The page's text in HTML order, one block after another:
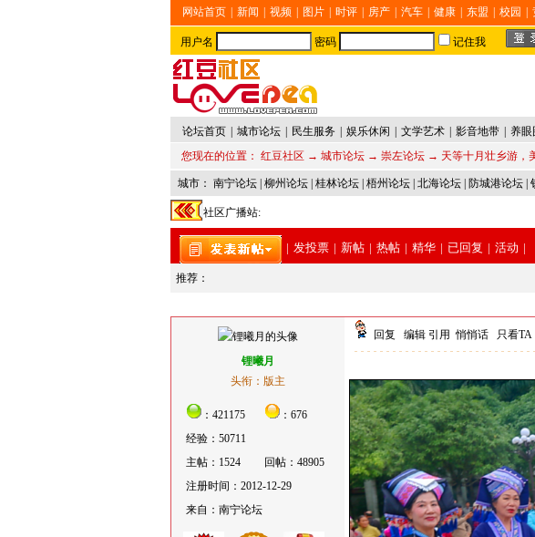
网站首页 新闻 视频 图片 时评 房产 汽车 健康 东盟 校园
用户名 密码 记住我
论坛首页 城市论坛 民生服务 娱乐休闲 文学艺术 影音地带 养眼
您现在的位置： 红豆社区 → 城市论坛 → 崇左论坛 → 天等十月壮乡游，
城市： 南宁论坛 柳州论坛 桂林论坛 梧州论坛 北海论坛 防城港论坛
社区广播站:
| 发投票 | 新帖 | 热帖 | 精华 | 已回复 | 活动 |
推荐：
锂曦月
头衔：版主
：421175
：676
经验：50711
主帖：1524
回帖：48905
注册时间：2012-12-29
来自：南宁论坛
回复 编辑 引用 悄悄话 只看TA